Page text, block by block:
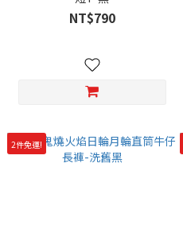
NT$790
2件免運!